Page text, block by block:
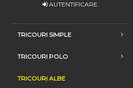
AUTENTIFICARE
TRICOURI SIMPLE
TRICOURI POLO
TRICOURI ALBE